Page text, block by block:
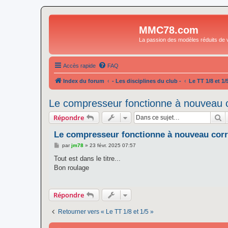
MMC78.com
La passion des modèles réduits de
Accès rapide FAQ
Index du forum - Les disciplines du club - Le TT 1/8 et 1/
Le compresseur fonctionne à nouveau
Répondre
Le compresseur fonctionne à nouveau
M
s
a
parjm78» 23 févr. 2025 07:57
Tout est dans le titre...
Bon roulage
Répondre
Retourner vers « Le TT 1/8 et 1/5 »